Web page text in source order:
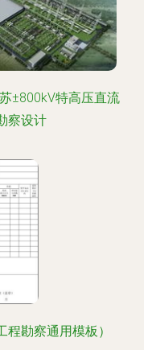
±800kV特高压直流
察设计
勘察通用模板）